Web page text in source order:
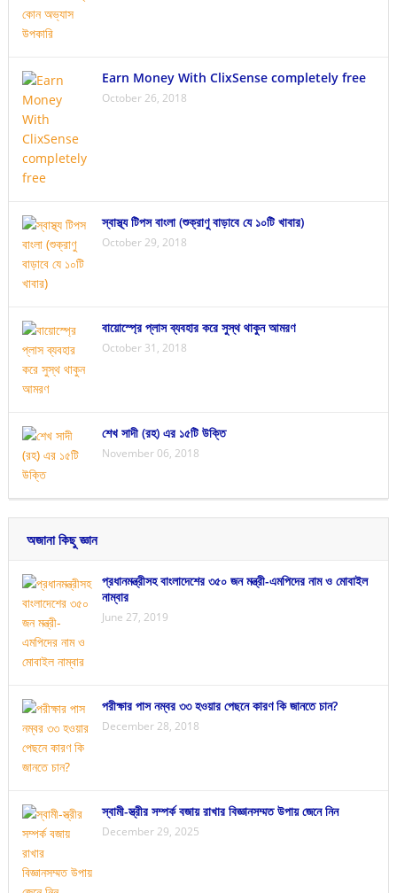
Earn Money With ClixSense completely free
October 26, 2018
স্বাস্থ্য টিপস বাংলা (শুক্রাণু বাড়াবে যে ১০টি খাবার)
October 29, 2018
বায়োস্প্রে প্লাস ব্যবহার করে সুস্থ থাকুন আমরণ
October 31, 2018
শেখ সাদী (রহ) এর ১৫টি উক্তি
November 06, 2018
অজানা কিছু জ্ঞান
প্রধানমন্ত্রীসহ বাংলাদেশের ৩৫০ জন মন্ত্রী-এমপিদের নাম ও মোবাইল
নাম্বার
June 27, 2019
পরীক্ষার পাস নম্বর ৩৩ হওয়ার পেছনে কারণ কি জানতে চান?
December 28, 2018
স্বামী-স্ত্রীর সম্পর্ক বজায় রাখার বিজ্ঞানসম্মত উপায় জেনে নিন
December 29, 2025